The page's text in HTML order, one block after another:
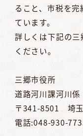
ること、市税を
ています。
詳しくは下記の
ください。
三郷市役所
道路河川課河川係
〒341-8501 埼
電話:048-930-